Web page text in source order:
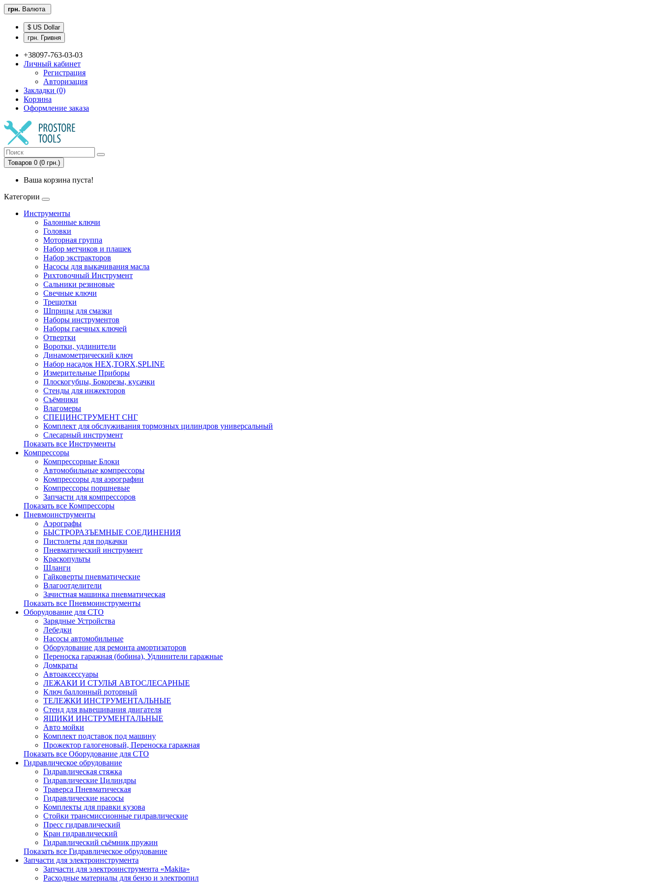
грн. Валюта
$ US Dollar
грн. Гривня
+38097-763-03-03
Личный кабинет
Регистрация
Авторизация
Закладки (0)
Корзина
Оформление заказа
Товаров 0 (0 грн.)
Ваша корзина пуста!
Категории
Инструменты
Балонные ключи
Головки
Моторная группа
Набор метчиков и плашек
Набор экстракторов
Насосы для выкачивания масла
Рихтовочный Инструмент
Сальники резиновые
Свечные ключи
Трещотки
Шприцы для смазки
Наборы инструментов
Наборы гаечных ключей
Отвертки
Воротки, удлинители
Динамометрический ключ
Набор насадок HEX,TORX,SPLINE
Измерительные Приборы
Плоскогубцы, Бокорезы, кусачки
Стенды для инжекторов
Съёмники
Влагомеры
СПЕЦИНСТРУМЕНТ СНГ
Комплект для обслуживания тормозных цилиндров универсальный
Слесарный инструмент
Показать все Инструменты
Компрессоры
Компрессорные Блоки
Автомобильные компрессоры
Компрессоры для аэрографии
Компрессоры поршневые
Запчасти для компрессоров
Показать все Компрессоры
Пневмоинструменты
Аэрографы
БЫСТРОРАЗЪЕМНЫЕ СОЕДИНЕНИЯ
Пистолеты для подкачки
Пневматический инструмент
Краскопульты
Шланги
Гайковерты пневматические
Влагоотделители
Зачистная машинка пневматическая
Показать все Пневмоинструменты
Оборудование для СТО
Зарядные Устройства
Лебедки
Насосы автомобильные
Оборудование для ремонта амортизаторов
Переноска гаражная (бобина), Удлинители гаражные
Домкраты
Автоаксессуары
ЛЕЖАКИ И СТУЛЬЯ АВТОСЛЕСАРНЫЕ
Ключ баллонный роторный
ТЕЛЕЖКИ ИНСТРУМЕНТАЛЬНЫЕ
Стенд для вывешивания двигателя
ЯЩИКИ ИНСТРУМЕНТАЛЬНЫЕ
Авто мойки
Комплект подставок под машину
Прожектор галогеновый, Переноска гаражная
Показать все Оборудование для СТО
Гидравлическое обрудование
Гидравлическая стяжка
Гидравлические Цилиндры
Траверса Пневматическая
Гидравлические насосы
Комплекты для правки кузова
Стойки трансмиссионные гидравлические
Пресс гидравлический
Кран гидравлический
Гидравлический съёмник пружин
Показать все Гидравлическое обрудование
Запчасти для электроинструмента
Запчасти для электроинструмента «Makita»
Расходные материалы для бензо и электропил